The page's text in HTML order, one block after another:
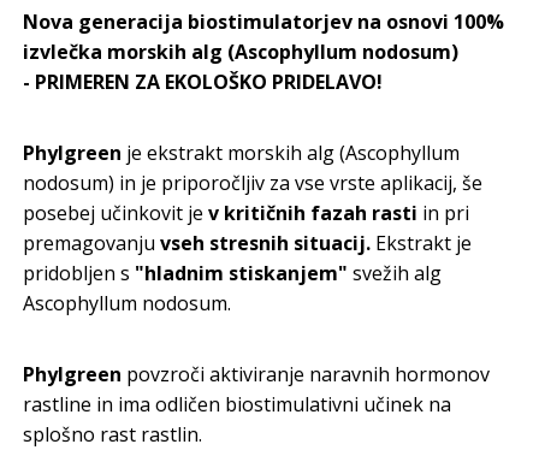
Nova generacija biostimulatorjev na osnovi 100%
izvlečka morskih alg (Ascophyllum nodosum)
- PRIMEREN ZA EKOLOŠKO PRIDELAVO!
Phylgreen je ekstrakt morskih alg (Ascophyllum
nodosum) in je priporočljiv za vse vrste aplikacij, še
posebej učinkovit jev kritičnih fazah rasti in pri
premagovanjuvseh stresnih situacij. Ekstrakt je
pridobljen s "hladnim stiskanjem" svežih alg
Ascophyllum nodosum.
Phylgreen povzroči aktiviranje naravnih hormonov
rastline in ima odličen biostimulativni učinek na
splošno rast rastlin.